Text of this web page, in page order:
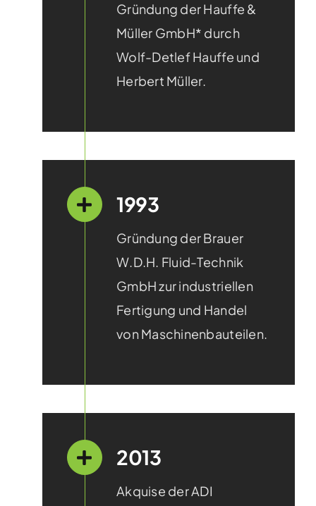
Gründung der Hauffe &
Müller GmbH* durch
Wolf-Detlef Hauffe und
Herbert Müller.
1993
Gründung der Brauer
W.D.H. Fluid-Technik
GmbH zur indus­triellen
Fertigung und Handel
von Maschi­nen­­­bauteilen.
2013
Akquise der ADI